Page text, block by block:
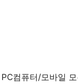
PC컴퓨터/모바일